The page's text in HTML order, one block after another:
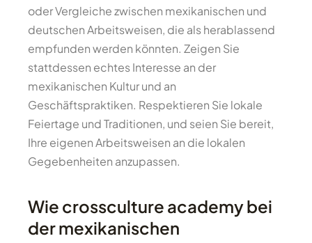
oder Vergleiche zwischen mexikanischen und
deutschen Arbeitsweisen, die als herablassend
empfunden werden könnten. Zeigen Sie
stattdessen echtes Interesse an der
mexikanischen Kultur und an
Geschäftspraktiken. Respektieren Sie lokale
Feiertage und Traditionen, und seien Sie bereit,
Ihre eigenen Arbeitsweisen an die lokalen
Gegebenheiten anzupassen.
Wie crossculture academy bei
der mexikanischen